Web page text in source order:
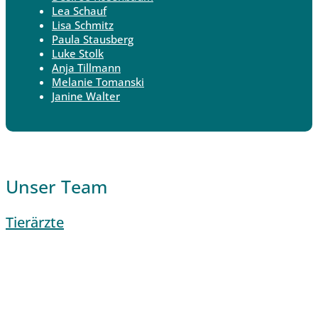
Lea Schauf
Lisa Schmitz
Paula Stausberg
Luke Stolk
Anja Tillmann
Melanie Tomanski
Janine Walter
Unser Team
Tierärzte